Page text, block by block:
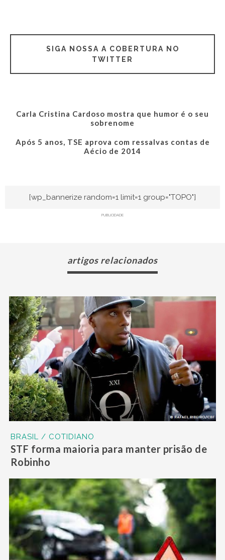
SIGA NOSSA A COBERTURA NO
TWITTER
Carla Cristina Cardoso mostra que humor é o seu
sobrenome
Após 5 anos, TSE aprova com ressalvas contas de
Aécio de 2014
[wp_bannerize random=1 limit=1 group="TOPO"]
PUBLICIDADE
artigos relacionados
BRASIL / COTIDIANO
STF forma maioria para manter prisão de
Robinho